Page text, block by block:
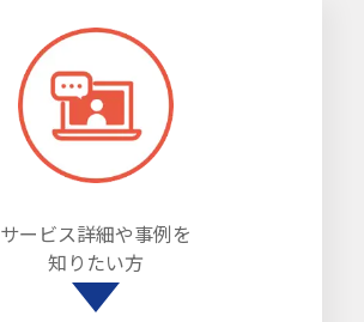
サービス詳細や事例を
知りたい方